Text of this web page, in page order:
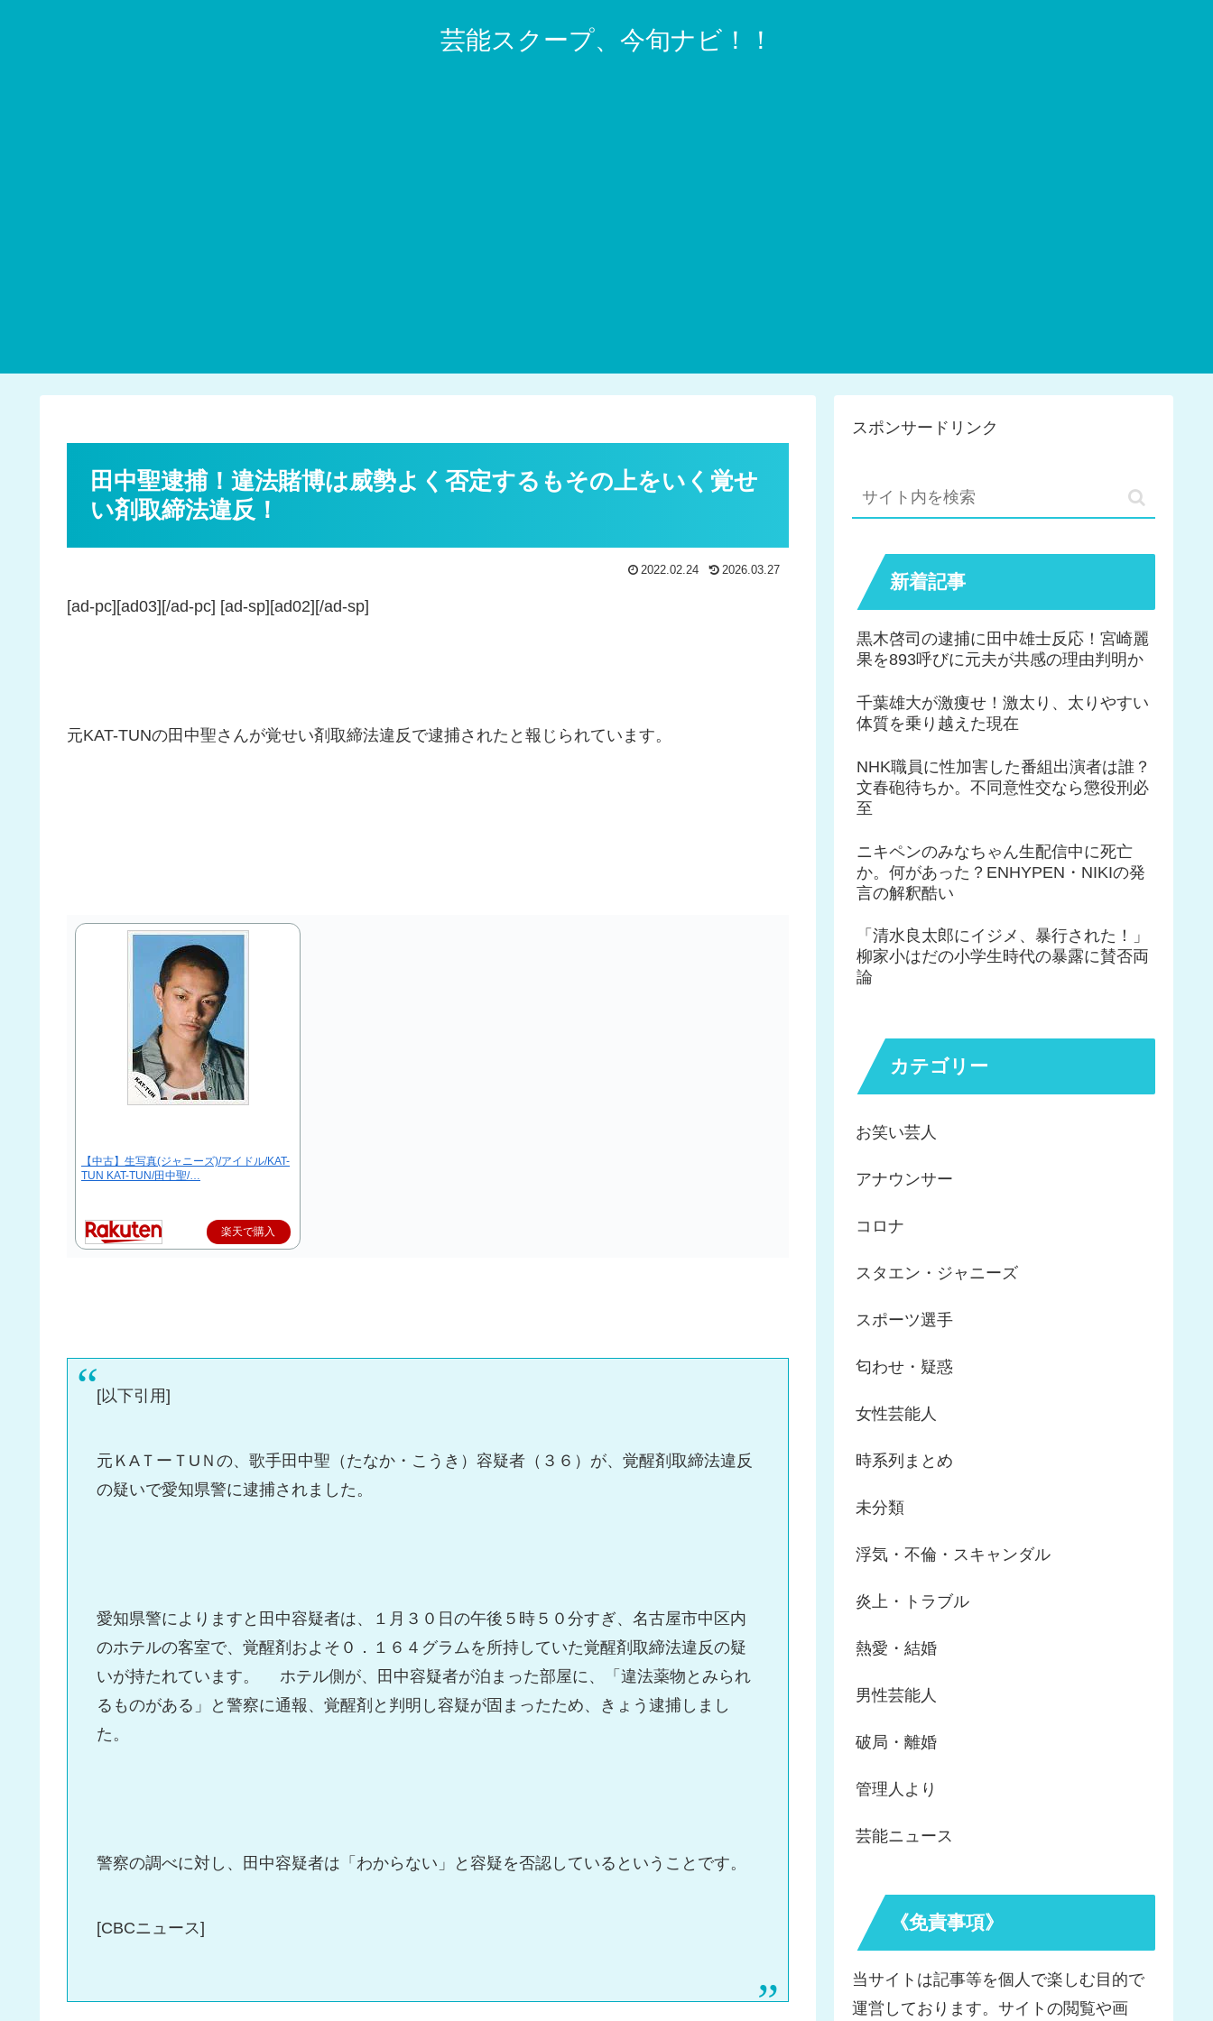
芸能スクープ、今旬ナビ！！
田中聖逮捕！違法賭博は威勢よく否定するもその上をいく覚せ
い剤取締法違反！
2022.02.24 2026.03.27
[ad-pc][ad03][/ad-pc] [ad-sp][ad02][/ad-sp]
元KAT-TUNの田中聖さんが覚せい剤取締法違反で逮捕されたと報じられています。
【中古】生写真(ジャニーズ)/アイドル/KAT-
TUN KAT-TUN/田中聖/…
楽天で購入
[以下引用]
元ＫAＴーＴUＮの、歌手田中聖（たなか・こうき）容疑者（３６）が、覚醒剤取締法違反
の疑いで愛知県警に逮捕されました。
愛知県警によりますと田中容疑者は、１月３０日の午後５時５０分すぎ、名古屋市中区内
のホテルの客室で、覚醒剤およそ０．１６４グラムを所持していた覚醒剤取締法違反の疑
いが持たれています。 ホテル側が、田中容疑者が泊まった部屋に、「違法薬物とみられ
るものがある」と警察に通報、覚醒剤と判明し容疑が固まったため、きょう逮捕しまし
た。
警察の調べに対し、田中容疑者は「わからない」と容疑を否認しているということです。
[CBCニュース]
スポンサードリンク
新着記事
黒木啓司の逮捕に田中雄士反応！宮崎麗
果を893呼びに元夫が共感の理由判明か
千葉雄大が激痩せ！激太り、太りやすい
体質を乗り越えた現在
NHK職員に性加害した番組出演者は誰？
文春砲待ちか。不同意性交なら懲役刑必
至
ニキペンのみなちゃん生配信中に死亡
か。何があった？ENHYPEN・NIKIの発
言の解釈酷い
「清水良太郎にイジメ、暴行された！」
柳家小はだの小学生時代の暴露に賛否両
論
カテゴリー
お笑い芸人
アナウンサー
コロナ
スタエン・ジャニーズ
スポーツ選手
匂わせ・疑惑
女性芸能人
時系列まとめ
未分類
浮気・不倫・スキャンダル
炎上・トラブル
熱愛・結婚
男性芸能人
破局・離婚
管理人より
芸能ニュース
《免責事項》
当サイトは記事等を個人で楽しむ目的で
運営しております。サイトの閲覧や画